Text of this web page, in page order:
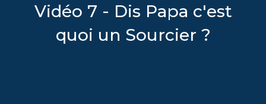
Vidéo 7 - Dis Papa c'est
quoi un Sourcier ?